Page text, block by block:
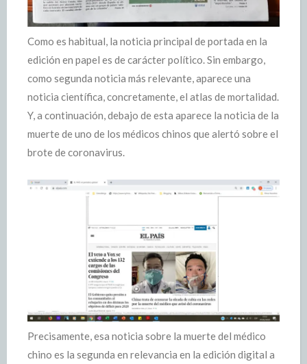
Como es habitual, la noticia principal de portada en la
edición en papel es de carácter político. Sin embargo,
como segunda noticia más relevante, aparece una
noticia científica, concretamente, el atlas de mortalidad.
Y, a continuación, debajo de esta aparece la noticia de la
muerte de uno de los médicos chinos que alertó sobre el
brote de coronavirus.
Precisamente, esa noticia sobre la muerte del médico
chino es la segunda en relevancia en la edición digital a